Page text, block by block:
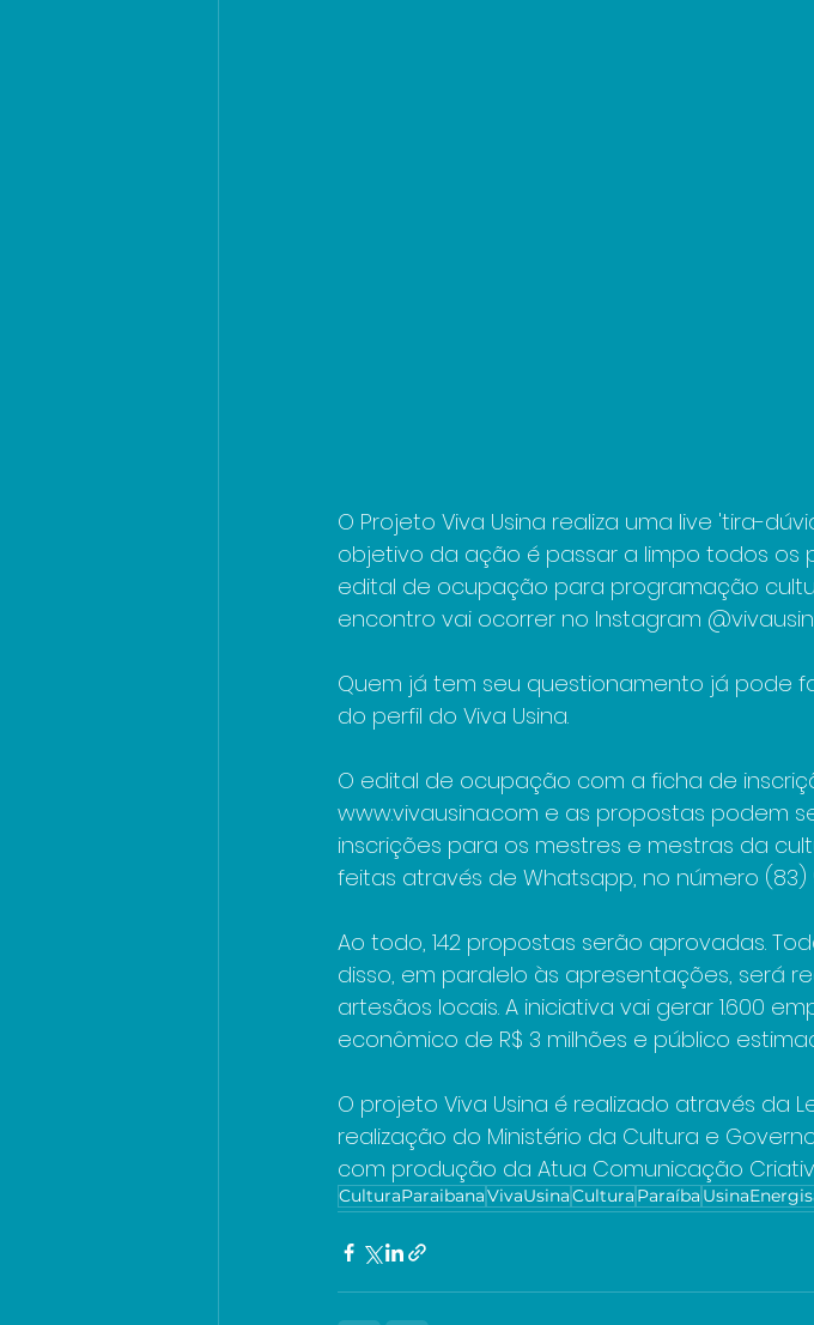
O Projeto Viva Usina realiza uma live 'tira-
objetivo da ação é passar a limpo todos os
edital de ocupação para programação
encontro vai ocorrer no Instagram
Quem já tem seu questionamento já pode
do perfil do Viva Usina.
O edital de ocupação com a ficha de
www.vivausina.com e as propostas podem
inscrições para os mestres e mestras da
feitas através de Whatsapp, no número (83)
Ao todo, 142 propostas serão aprovadas.
disso, em paralelo às apresentações, será
artesãos locais. A iniciativa vai gerar 1.600
econômico de R$ 3 milhões e público
O projeto Viva Usina é realizado através da
realização do Ministério da Cultura e
com produção da Atua Comunicação
CulturaParaibanaVivaUsinaCultura Paraíba